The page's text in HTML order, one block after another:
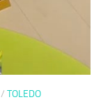
/ TOLEDO